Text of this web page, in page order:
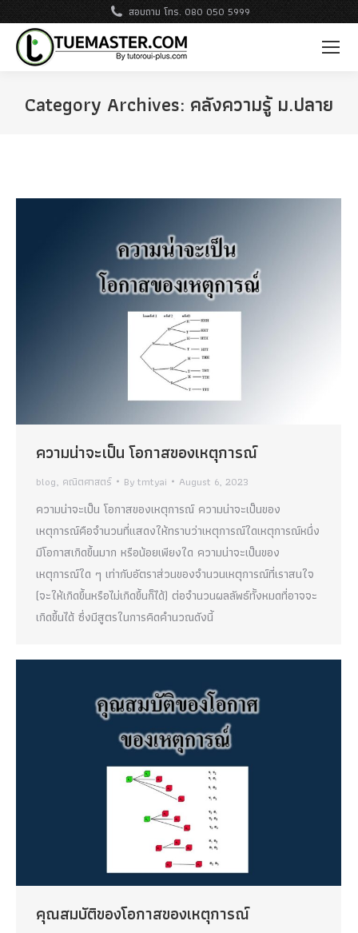
สอบถาม โทร. 080 050 5999
Category Archives: คลังความรู้ ม.ปลาย
ความน่าจะเป็น โอกาสของเหตุการณ์
blog, คณิตศาสตร์ Bytmtyai August 6, 2023
ความน่าจะเป็น โอกาสของเหตุการณ์ ความน่าจะเป็นของ
เหตุการณ์คือจำนวนที่แสดงให้ทราบว่าเหตุการณ์ใดเหตุการณ์หนึ่ง
มีโอกาสเกิดขึ้นมาก หรือน้อยเพียงใด ความน่าจะเป็นของ
เหตุการณ์ใด ๆ เท่ากับอัตราส่วนของจำนวนเหตุการณ์ที่เราสนใจ
(จะให้เกิดขึ้นหรือไม่เกิดขึ้นก็ได้) ต่อจำนวนผลลัพธ์ทั้งหมดที่อาจจะ
เกิดขึ้นได้ ซึ่งมีสูตรในการคิดคำนวณดังนี้
คุณสมบัติของโอกาสของเหตุการณ์